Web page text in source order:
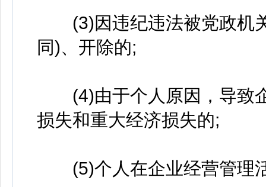
(3)因违纪违法被党政机
同)、开除的;
(4)由于个人原因，导致
损失和重大经济损失的;
(5)个人在企业经营管理